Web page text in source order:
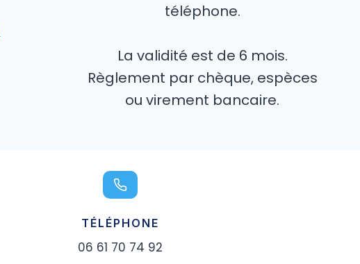
téléphone.
La validité est de 6 mois.
Règlement par chèque, espèces
ou virement bancaire.
TÉLÉPHONE
06 61 70 74 92